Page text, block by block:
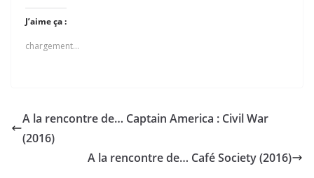
J’aime ça :
chargement…
A la rencontre de… Captain America : Civil War
(2016)
A la rencontre de… Café Society (2016)